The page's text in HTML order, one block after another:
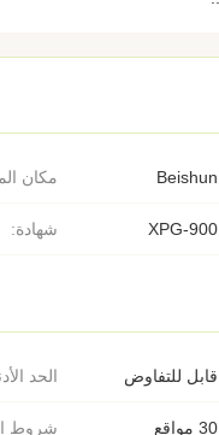
مكان Beishun
شهادة: XPG-900
الحد قابل للتفاوض
شروط 30 مواقع